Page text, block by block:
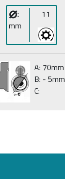
⌀:
mm
11
A: 70mm
B: - 5mm
C: